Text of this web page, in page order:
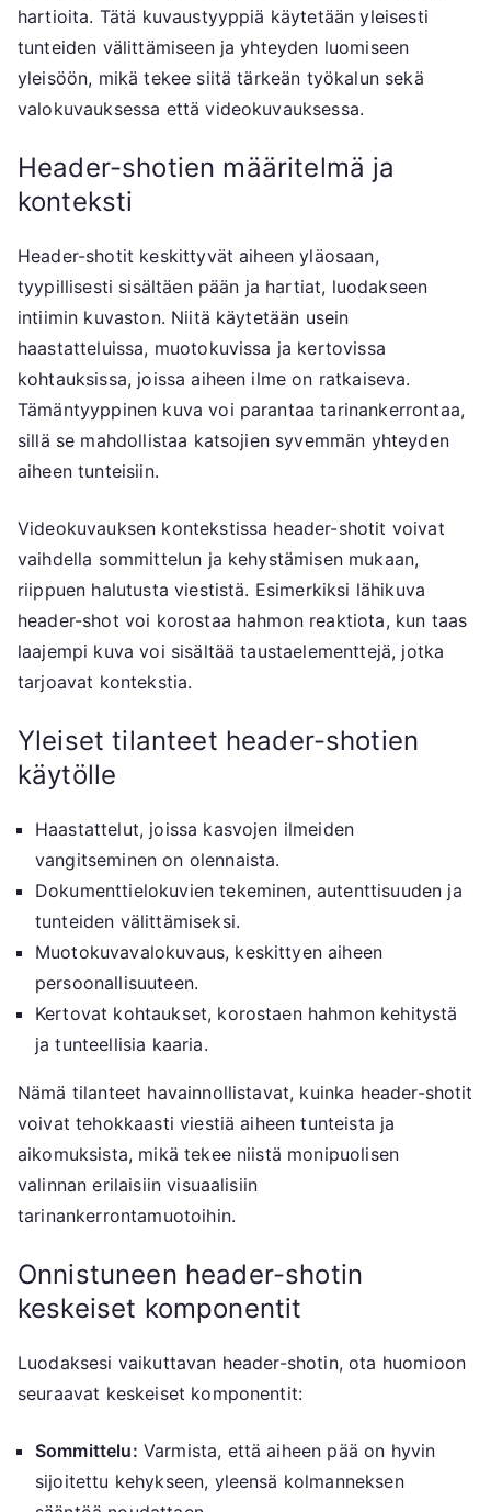
hartioita. Tätä kuvaustyyppiä käytetään yleisesti
tunteiden välittämiseen ja yhteyden luomiseen
yleisöön, mikä tekee siitä tärkeän työkalun sekä
valokuvauksessa että videokuvauksessa.
Header-shotien määritelmä ja
konteksti
Header-shotit keskittyvät aiheen yläosaan,
tyypillisesti sisältäen pään ja hartiat, luodakseen
intiimin kuvaston. Niitä käytetään usein
haastatteluissa, muotokuvissa ja kertovissa
kohtauksissa, joissa aiheen ilme on ratkaiseva.
Tämäntyyppinen kuva voi parantaa tarinankerrontaa,
sillä se mahdollistaa katsojien syvemmän yhteyden
aiheen tunteisiin.
Videokuvauksen kontekstissa header-shotit voivat
vaihdella sommittelun ja kehystämisen mukaan,
riippuen halutusta viestistä. Esimerkiksi lähikuva
header-shot voi korostaa hahmon reaktiota, kun taas
laajempi kuva voi sisältää taustaelementtejä, jotka
tarjoavat kontekstia.
Yleiset tilanteet header-shotien
käytölle
Haastattelut, joissa kasvojen ilmeiden
vangitseminen on olennaista.
Dokumenttielokuvien tekeminen, autenttisuuden ja
tunteiden välittämiseksi.
Muotokuvavalokuvaus, keskittyen aiheen
persoonallisuuteen.
Kertovat kohtaukset, korostaen hahmon kehitystä
ja tunteellisia kaaria.
Nämä tilanteet havainnollistavat, kuinka header-shotit
voivat tehokkaasti viestiä aiheen tunteista ja
aikomuksista, mikä tekee niistä monipuolisen
valinnan erilaisiin visuaalisiin
tarinankerrontamuotoihin.
Onnistuneen header-shotin
keskeiset komponentit
Luodaksesi vaikuttavan header-shotin, ota huomioon
seuraavat keskeiset komponentit:
Sommittelu: Varmista, että aiheen pää on hyvin
sijoitettu kehykseen, yleensä kolmanneksen